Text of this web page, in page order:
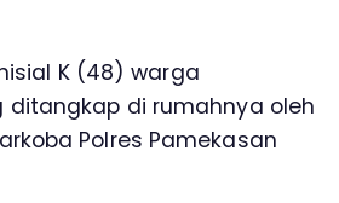
K (48) warga
ditangkap di rumahnya oleh
Polres Pamekasan